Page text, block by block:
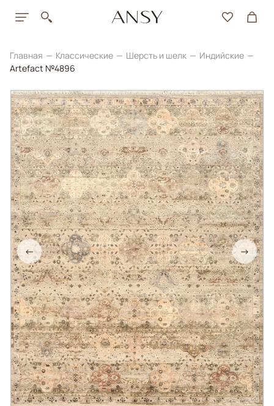
Главная Классические Шерсть и шелк
Индийские
Artefact №4896
← →